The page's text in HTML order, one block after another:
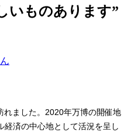
いものあります”
れました。2020年万博の開催地
経済の中心地として活況を呈し